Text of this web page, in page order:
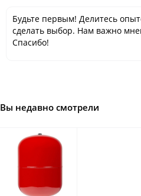
Будьте первым! Делитесь
сделать выбор. Нам важно
Спасибо!
Вы недавно смотрели